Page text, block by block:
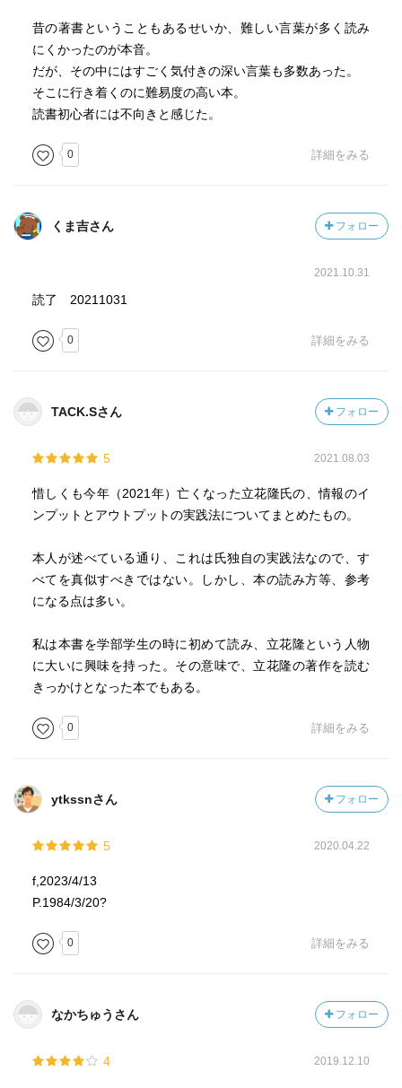
人にものを問うということを、あまり安易に考えてはいけ
ない、
人にものを問うときには、必ず、そのことにおいて自分も
問われているのである。
質問を投げ返されたときに、『問うことは問われること』
という二重構造がはっきり表に出てくる。
こわい相手に出会うと、そのうち、どちらが問う者で、ど
た者は、
かの事実なのか、
この質問メモは、インタビューをしている間、いつでも目
つまり、別紙にして持っておくか、ノートあるいはメモ帳
の最初のページなど、いつでもめくれるところに記載して
おく。
テープレコーダはあまり使わないようにしている。ただ
し、次のような場合には積極的に使う。
後々『言った、言わない』のトラブルがありうると予想さ
メモとりが物理的に難しい場合（歩きながら話を聞く、車
の中で話を聞くなど）。
あるいは英語の取材、強い方言の取材、非常に専門的な内
あとからテープで聞き直してみないと不安な場合。相手の
写真を撮っておくのもよい。現場の絵が残っていると、記
なお、ノートに記録を取りながら、話の進行過程の中で思
いついた新しい質問は、
は概していい質問なのだ。
関係をきちんと整理した
年表のようなものを作っておくことが不可欠である。
かがわかってくる。
昔の著書ということもあるせいか、難しい言葉が多く読み
にくかったのが本音。
だが、その中にはすごく気付きの深い言葉も多数あった。
そこに行き着くのに難易度の高い本。
読書初心者には不向きと感じた。
0 詳細をみる
くま吉さん フォロー
2021.10.31
読了 20211031
0 詳細をみる
TACK.Sさん フォロー
5 2021.08.03
惜しくも今年（2021年）亡くなった立花隆氏の、情報のイ
ンプットとアウトプットの実践法についてまとめたもの。
本人が述べている通り、これは氏独自の実践法なので、す
べてを真似すべきではない。しかし、本の読み方等、参考
になる点は多い。
私は本書を学部学生の時に初めて読み、立花隆という人物
に大いに興味を持った。その意味で、立花隆の著作を読む
きっかけとなった本でもある。
0 詳細をみる
ytkssnさん フォロー
5 2020.04.22
f,2023/4/13
P.1984/3/20?
0 詳細をみる
なかちゅうさん フォロー
4 2019.12.10